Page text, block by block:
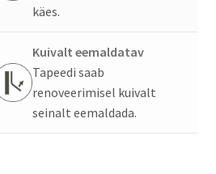
käes.
Kuivalt eemaldatav
Tapeedi saab
renoveerimisel kuivalt
seinalt eemaldada.